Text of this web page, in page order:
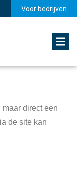
Voor bedrijven
direct een
de site kan